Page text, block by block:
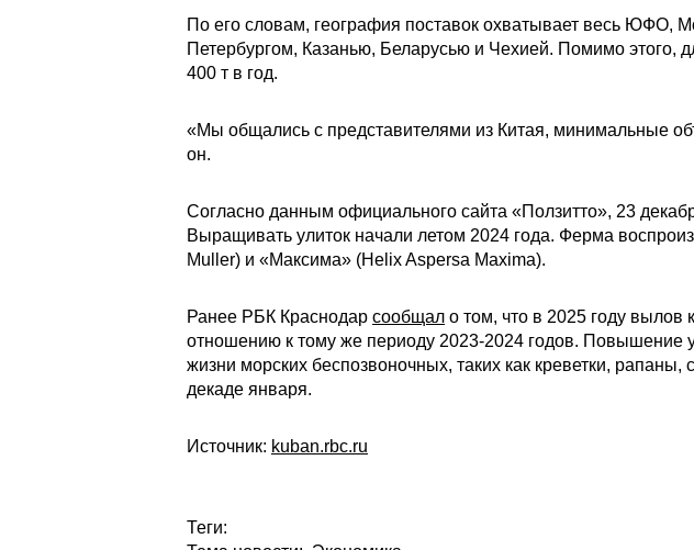
По его словам, география поставок охватывает весь ЮФО,
Петербургом, Казанью, Беларусью и Чехией. Помимо этого,
400 т в год.
«Мы общались с представителями из Китая, минимальные
он.
Согласно данным официального сайта «Ползитто», 23
Выращивать улиток начали летом 2024 года. Ферма
Muller) и «Максима» (Helix Aspersa Maxima).
Ранее РБК Краснодар сообщал о том, что в 2025 году вылов
отношению к тому же периоду 2023-2024 годов. Повышение
жизни морских беспозвоночных, таких как креветки,
декаде января.
Источник: kuban.rbc.ru
Теги: